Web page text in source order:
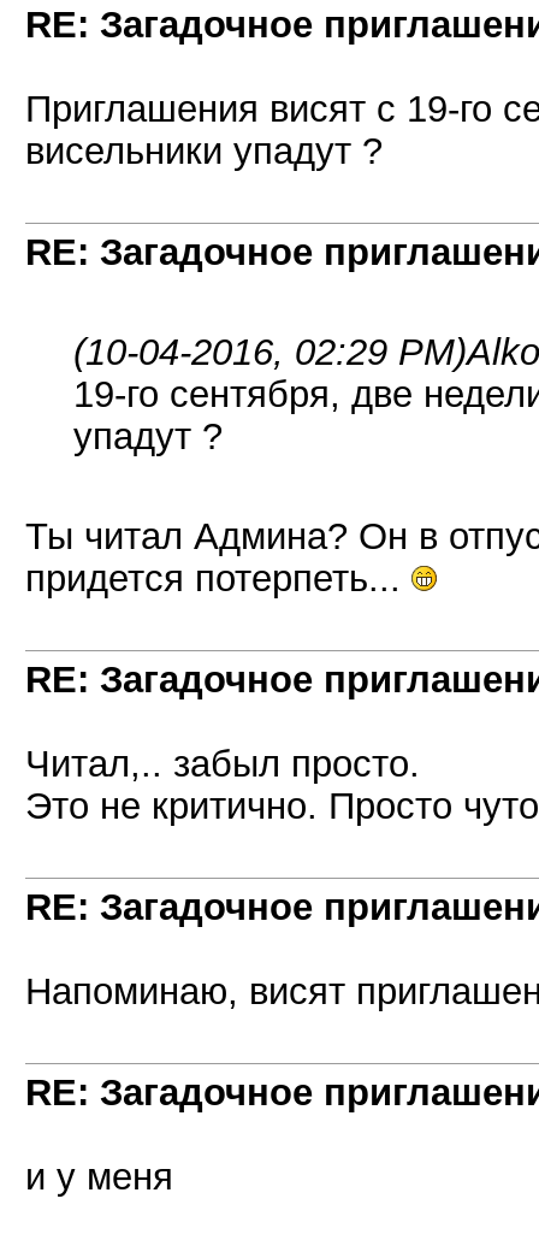
RE: Загадочное
Приглашения висят с 19-го
висельники упадут ?
RE: Загадочное
(10-04-2016, 02:29 PM)
19-го сентября, две
упадут ?
Ты читал Админа? Он в
придется потерпеть...
RE: Загадочное
Читал,.. забыл просто.
Это не критично. Просто
RE: Загадочное
Напоминаю, висят
RE: Загадочное
и у меня